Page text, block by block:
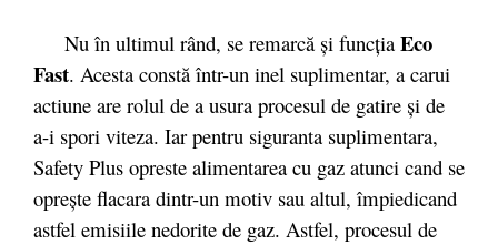
Nu în ultimul rând, se remarcă şi funcţia Eco
Fast. Acesta constă într-un inel suplimentar, a carui
actiune are rolul de a usura procesul de gatire şi de
a-i spori viteza. Iar pentru siguranta suplimentara,
Safety Plus opreste alimentarea cu gaz atunci cand se
opreşte flacara dintr-un motiv sau altul, împiedicand
astfel emisiile nedorite de gaz. Astfel, procesul de